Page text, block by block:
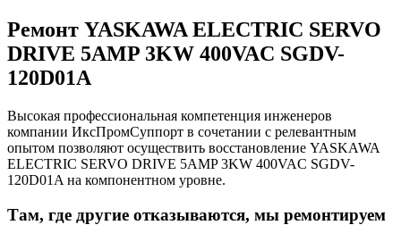
Ремонт YASKAWA ELECTRIC SERVO
DRIVE 5AMP 3KW 400VAC SGDV-
120D01A
Высокая профессиональная компетенция инженеров
компании ИксПромСуппорт в сочетании с релевантным
опытом позволяют осуществить восстановление YASKAWA
ELECTRIC SERVO DRIVE 5AMP 3KW 400VAC SGDV-
120D01A на компонентном уровне.
Там, где другие отказываются, мы ремонтируем